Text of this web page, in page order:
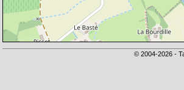
© 2004-2026 -